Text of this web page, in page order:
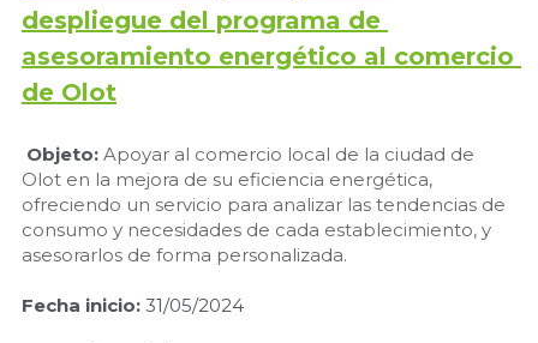
despliegue del programa de
asesoramiento energético al comercio
de Olot
Objeto: Apoyar al comercio local de la ciudad de
Olot en la mejora de su eficiencia energética,
ofreciendo un servicio para analizar las tendencias de
consumo y necesidades de cada establecimiento, y
asesorarlos de forma personalizada.
Fecha inicio: 31/05/2024